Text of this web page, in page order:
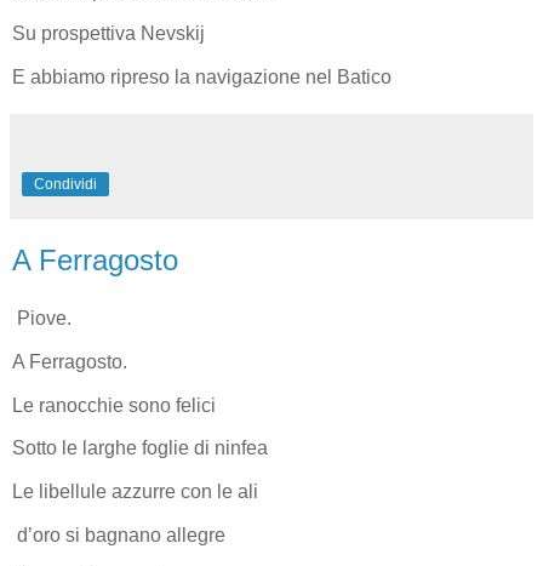
Su prospettiva Nevskij
E abbiamo ripreso la navigazione nel Batico
Condividi
A Ferragosto
Piove.
A Ferragosto.
Le ranocchie sono felici
Sotto le larghe foglie di ninfea
Le libellule azzurre con le ali
d’oro si bagnano allegre